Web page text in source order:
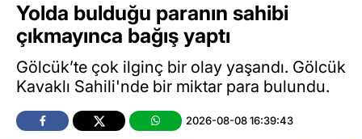
Yolda bulduğu paranın sahibi
çıkmayınca bağış yaptı
Gölcük’te çok ilginç bir olay yaşandı. Gölcük
Kavaklı Sahili'nde bir miktar para bulundu.
2026-08-08 16:39:43